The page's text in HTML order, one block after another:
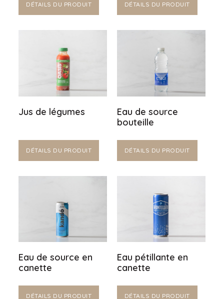
DÉTAILS DU PRODUIT DÉTAILS DU PRODUIT
Jus de légumes
DÉTAILS DU PRODUIT
Eau de source
bouteille
DÉTAILS DU PRODUIT
Eau de source en
canette
DÉTAILS DU PRODUIT
Eau pétillante en
canette
DÉTAILS DU PRODUIT